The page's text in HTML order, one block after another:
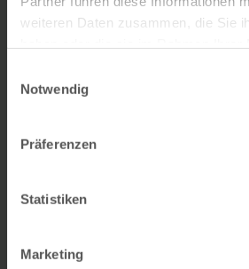
weiteren Daten zusammen, die Sie
Notwendig
Präferenzen
Statistiken
Marketing